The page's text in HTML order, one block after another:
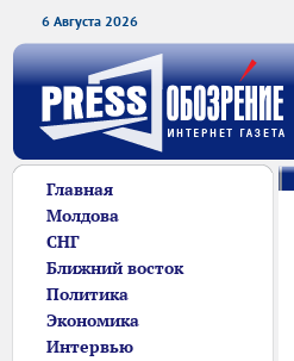
6 Августа 2026
Главная
Молдова
СНГ
Ближний восток
Политика
Экономика
Интервью